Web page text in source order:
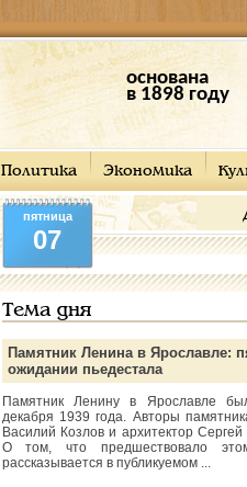
основана
в 1898 году
Политика Экономика
пятница
07
Тема дня
Памятник Ленина в Ярославле:
ожидании пьедестала
Памятник Ленину в Ярославле
декабря 1939 года. Авторы
Василий Козлов и архитектор Сергей
О том, что предшествовало
рассказывается в публикуемом ...